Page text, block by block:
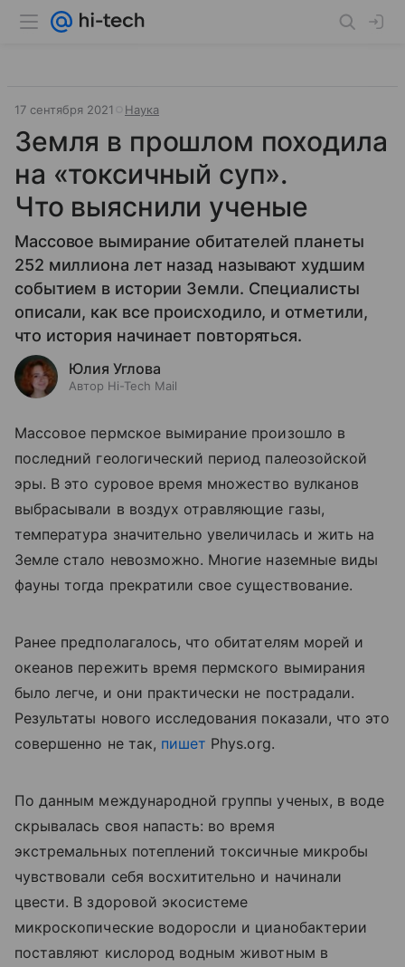
17 сентября 2021 Наука
Земля в прошлом походила
на «токсичный суп».
Что выяснили ученые
Массовое вымирание обитателей планеты
252 миллиона лет назад называют худшим
событием в истории Земли. Специалисты
описали, как все происходило, и отметили,
что история начинает повторяться.
Юлия Углова
Автор Hi-Tech Mail
Массовое пермское вымирание произошло в
последний геологический период палеозойской
эры. В это суровое время множество вулканов
выбрасывали в воздух отравляющие газы,
температура значительно увеличилась и жить на
Земле стало невозможно. Многие наземные виды
фауны тогда прекратили свое существование.
Ранее предполагалось, что обитателям морей и
океанов пережить время пермского вымирания
было легче, и они практически не пострадали.
Результаты нового исследования показали, что это
совершенно не так, пишет Phys.org.
По данным международной группы ученых, в воде
скрывалась своя напасть: во время
экстремальных потеплений токсичные микробы
чувствовали себя восхитительно и начинали
цвести. В здоровой экосистеме
микроскопические водоросли и цианобактерии
поставляют кислород водным животным в